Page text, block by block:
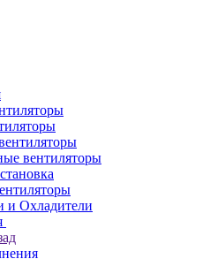
вентиляторы
и Охладители